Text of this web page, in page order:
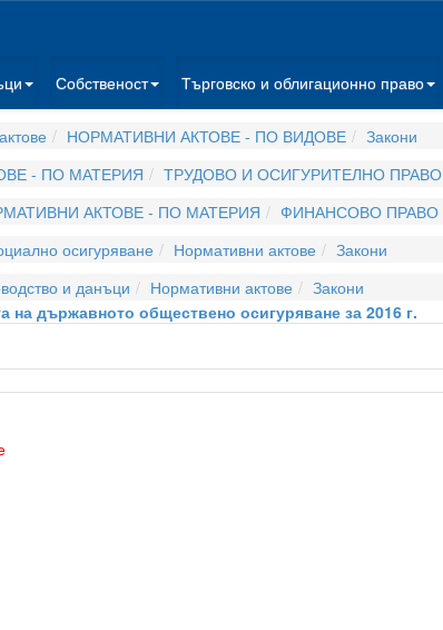
Собственост Търговско и облигационно право
НОРМАТИВНИ АКТОВЕ - ПО ВИДОВЕ
Закони
- ПО МАТЕРИЯ ТРУДОВО И ОСИГУРИТЕЛНО ПРАВО
АКТОВЕ - ПО МАТЕРИЯ ФИНАНСОВО ПРАВО
осигуряване
Нормативни актове
Закони
и данъци
Нормативни актове
Закони
на държавното обществено осигуряване за 2016 г.